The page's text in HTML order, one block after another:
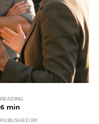
READING
6 min
PUBLISHED BY